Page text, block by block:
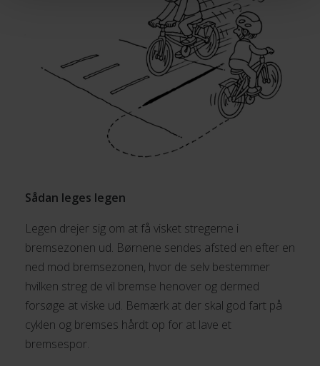
Sådan leges legen
Legen drejer sig om at få visket stregerne i
bremsezonen ud. Børnene sendes afsted en efter en
ned mod bremsezonen, hvor de selv bestemmer
hvilken streg de vil bremse henover og dermed
forsøge at viske ud. Bemærk at der skal god fart på
cyklen og bremses hårdt op for at lave et
bremsespor.